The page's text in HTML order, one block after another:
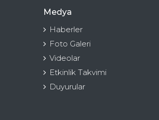
Medya
Haberler
Foto Galeri
Videolar
Etkinlik Takvimi
Duyurular